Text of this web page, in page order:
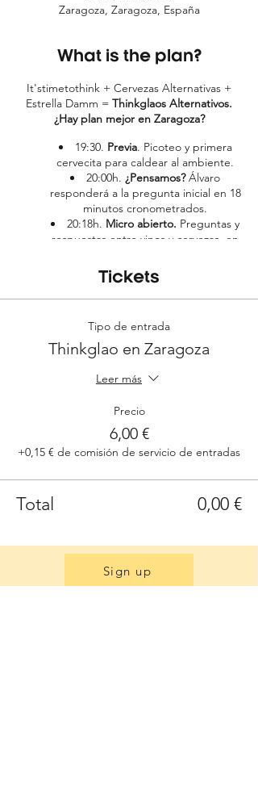
Zaragoza, Zaragoza, España
What is the plan?
It'stimetothink + Cervezas Alternativas +
Estrella Damm = Thinkglaos Alternativos.
¿Hay plan mejor en Zaragoza?
19:30. Previa. Picoteo y primera
cervecita para caldear al ambiente.
20:00h. ¿Pensamos?Álvaro
responderá a la pregunta inicial en 18
minutos cronometrados.
20:18h. Micro abierto. Preguntas y
respuestas entre vinos y cervezas, en
21:00h.Afterwork
Estrellas Damm, vinos Lustau y buena
gente. ¿Qué mas quieres?
Tickets
Tipo de entrada
Thinkglao en Zaragoza
Leer más
Precio
6,00 €
+0,15 € de comisión de servicio de entradas
Total 0,00 €
Sign up